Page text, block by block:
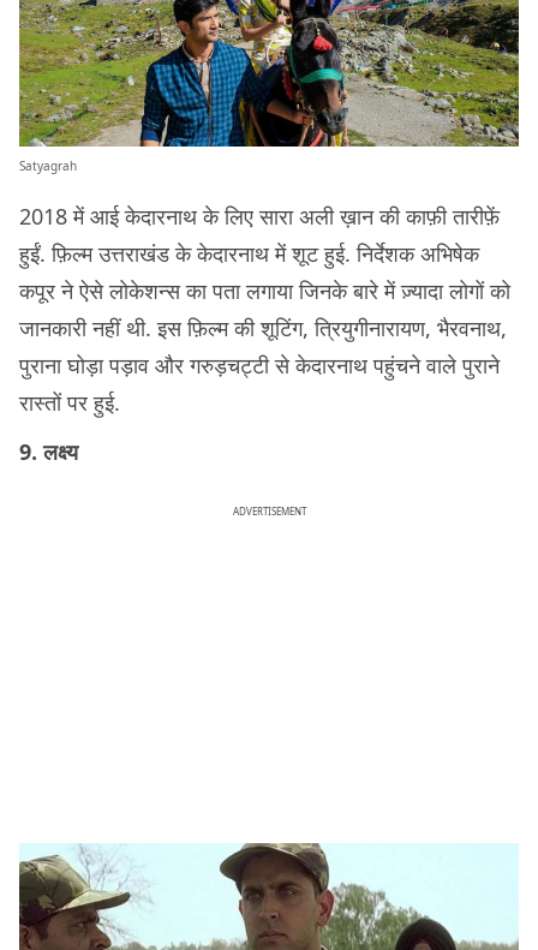
Satyagrah
2018 में आई केदारनाथ के लिए सारा अली ख़ान की काफ़ी तारीफ़ें
हुईं. फ़िल्म उत्तराखंड के केदारनाथ में शूट हुई. निर्देशक अभिषेक
कपूर ने ऐसे लोकेशन्स का पता लगाया जिनके बारे में ज़्यादा लोगों को
जानकारी नहीं थी. इस फ़िल्म की शूटिंग, त्रियुगीनारायण, भैरवनाथ,
पुराना घोड़ा पड़ाव और गरुड़चट्टी से केदारनाथ पहुंचने वाले पुराने
रास्तों पर हुई.
9. लक्ष्य
ADVERTISEMENT